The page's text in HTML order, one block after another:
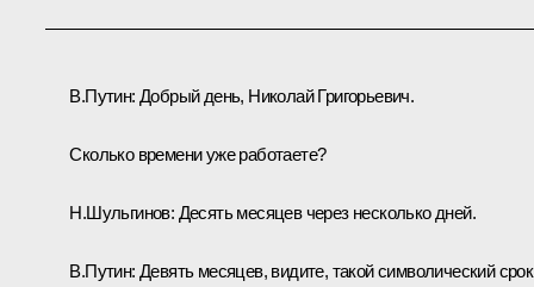
В.Путин: Добрый день, Николай Григорьевич.
Сколько времени уже работаете?
Н.Шульгинов: Десять месяцев через несколько дней.
В.Путин: Девять месяцев, видите, такой символический